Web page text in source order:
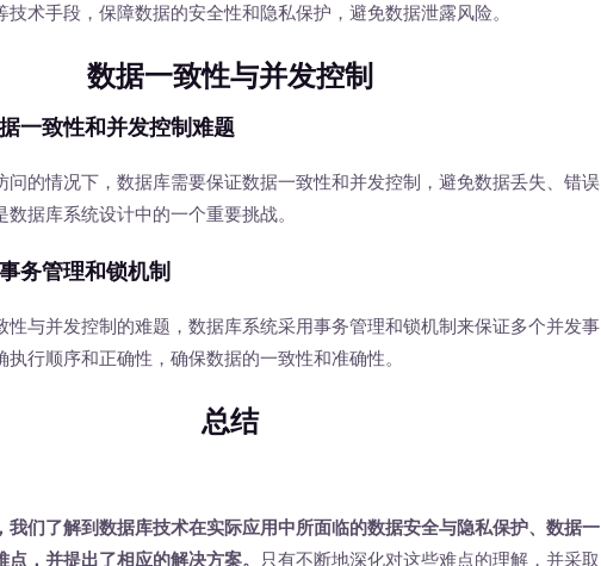
技术手段，保障数据的安全性和隐私保护，避免数据泄露风险。
数据一致性与并发控制
致性和并发控制难题
的情况下，数据库需要保证数据一致性和并发控制，避免数据丢失、错误
据库系统设计中的一个重要挑战。
管理和锁机制
与并发控制的难题，数据库系统采用事务管理和锁机制来保证多个并发事
行顺序和正确性，确保数据的一致性和准确性。
总结
我们了解到数据库技术在实际应用中所面临的数据安全与隐私保护、数据一
，并提出了相应的解决方案。 只有不断地深化对这些难点的理解，并采取